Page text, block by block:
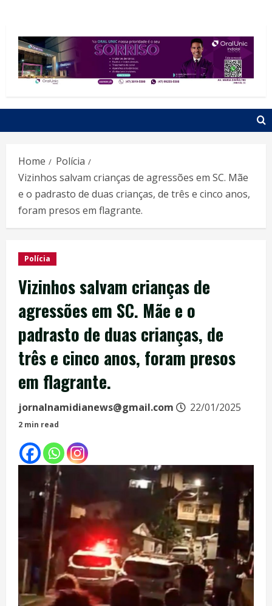
Home
Polícia
Vizinhos salvam crianças de agressões em SC. Mãe
e o padrasto de duas crianças, de três e cinco anos,
foram presos em flagrante.
Polícia
Vizinhos salvam crianças de
agressões em SC. Mãe e o
padrasto de duas crianças, de
três e cinco anos, foram presos
em flagrante.
jornalnamidianews@gmail.com 22/01/2025
2 min read